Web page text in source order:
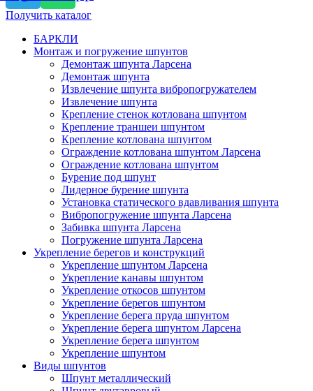
Получить каталог
БАРКЛИ
Монтаж и погружение шпунтов
Демонтаж шпунта Ларсена
Демонтаж шпунта
Извлечение шпунта вибропогружателем
Извлечение шпунта
Крепление стенок котлована шпунтом
Крепление траншеи шпунтом
Крепление котлована шпунтом
Ограждение котлована шпунтом Ларсена
Ограждение котлована шпунтом
Бурение под шпунт
Лидерное бурение шпунта
Установка статического вдавливания шпунта
Вибропогружение шпунта Ларсена
Забивка шпунта Ларсена
Погружение шпунта Ларсена
Укрепление берегов и конструкций
Укрепление шпунтом Ларсена
Укрепление канавы шпунтом
Укрепление откосов шпунтом
Укрепление берегов шпунтом
Укрепление берега пруда шпунтом
Укрепление берега шпунтом Ларсена
Укрепление берега шпунтом
Укрепление шпунтом
Виды шпунтов
Шпунт металлический